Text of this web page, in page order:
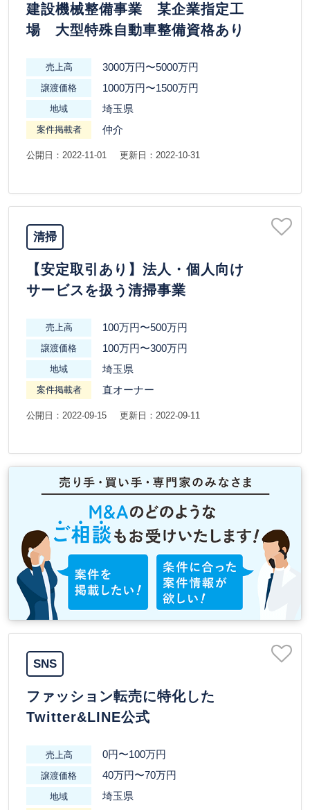
建設機械整備事業 某企業指定工
場 大型特殊自動車整備資格あり
売上高 3000万円〜5000万円
譲渡価格 1000万円〜1500万円
地域 埼玉県
案件掲載者 仲介
公開日：2022-11-01 更新日：2022-10-31
清掃
【安定取引あり】法人・個人向け
サービスを扱う清掃事業
売上高 100万円〜500万円
譲渡価格 100万円〜300万円
地域 埼玉県
案件掲載者 直オーナー
公開日：2022-09-15 更新日：2022-09-11
SNS
ファッション転売に特化した
Twitter&LINE公式
売上高 0円〜100万円
譲渡価格 40万円〜70万円
地域 埼玉県